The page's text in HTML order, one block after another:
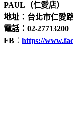
PAUL（仁愛店）
地址：台北市仁愛
電話：02-27713200
FB： https://